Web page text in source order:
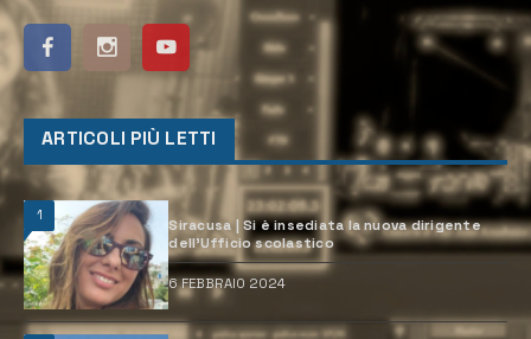
ARTICOLI PIÙ LETTI
1
Siracusa | Si è insediata la nuova dirigente
dell’Ufficio scolastico
6 FEBBRAIO 2024